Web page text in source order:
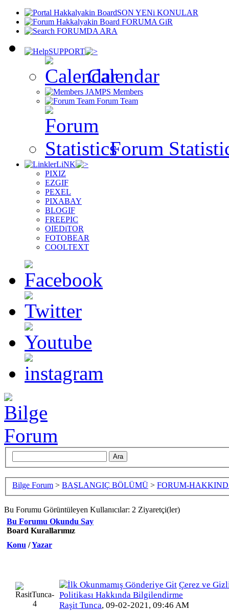
SON YENi KONULAR
FORUMA GiR
FORUMDA ARA
SUPPORT
Calendar
Members
Forum Team
Forum
LiNK
PIXIZ
EZGIF
PEXEL
PIXABAY
BLOGIF
FREEPIC
OIEDiTOR
FOTOBEAR
COOLTEXT
Bilge Forum > BAŞLANGIÇ BÖLÜMÜ > FORUM-
Bu Forumu Görüntüleyen Kullanıcılar: 2 Ziyaretçi(ler)
Bu Forumu Okundu Say
Board Kurallarımız
Konu /Yazar
Çerez ve
Politikası Hakkında Bilgilendirme
Raşit Tunca, 09-02-2021, 09:46 AM